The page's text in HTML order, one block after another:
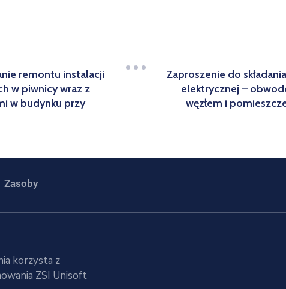
remontu instalacji
w piwnicy wraz z
w budynku przy
Zaproszenie do
elektrycznej –
węzłem i
Zasoby
korzysta z
ZSI Unisoft